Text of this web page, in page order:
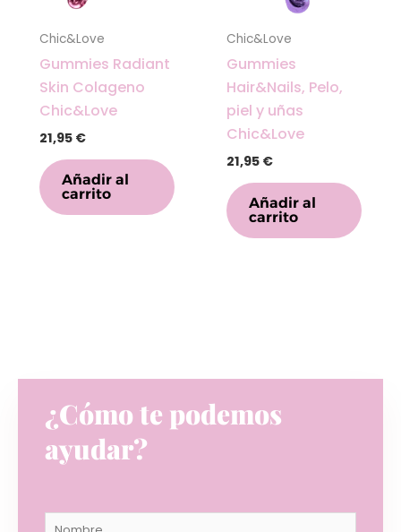
Chic&Love
Gummies Radiant
Skin Colageno
Chic&Love
21,95 €
Añadir al
carrito
Chic&Love
Gummies
Hair&Nails, Pelo,
piel y uñas
Chic&Love
21,95 €
Añadir al
carrito
¿Cómo te podemos
ayudar?